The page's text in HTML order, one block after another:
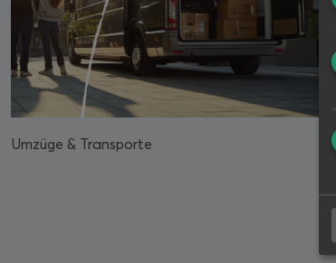
Umzüge & Transporte